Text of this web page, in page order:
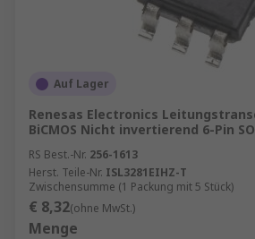
Auf Lager
Renesas Electronics
BiCMOS Nicht invertierend 6-Pin
RS Best.-Nr. 256-1613
Herst. Teile-Nr. ISL3281EIHZ-T
Zwischensumme (1 Packung mit 5 Stück)
€ 8,32(ohne MwSt.)
Menge